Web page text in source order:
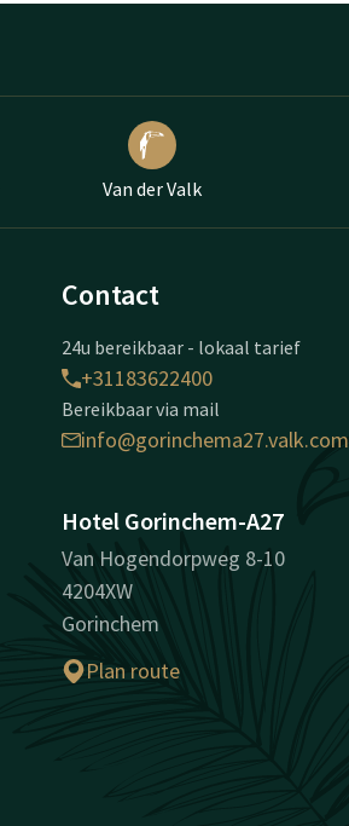
Van der Valk
Contact
24u bereikbaar - lokaal tarief
+31183622400
Bereikbaar via mail
info@gorinchema27.valk.com
Hotel Gorinchem-A27
Van Hogendorpweg 8-10
4204XW
Gorinchem
Plan route